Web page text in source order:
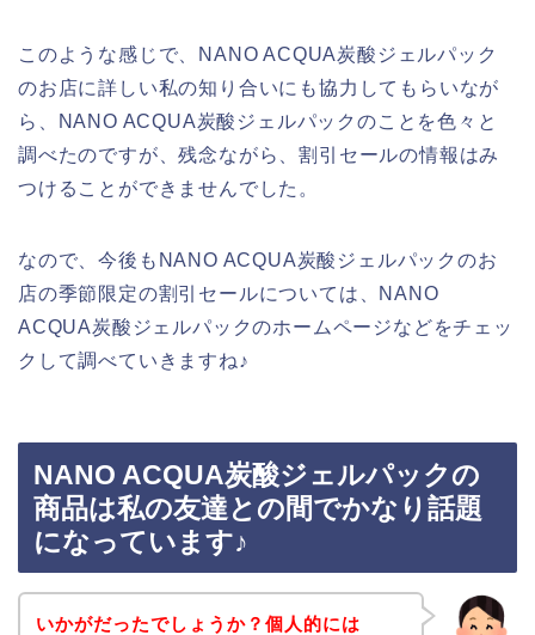
このような感じで、NANO ACQUA炭酸ジェルパック
のお店に詳しい私の知り合いにも協力してもらいなが
ら、NANO ACQUA炭酸ジェルパックのことを色々と
調べたのですが、残念ながら、割引セールの情報はみ
つけることができませんでした。
なので、今後もNANO ACQUA炭酸ジェルパックのお
店の季節限定の割引セールについては、NANO
ACQUA炭酸ジェルパックのホームページなどをチェッ
クして調べていきますね♪
NANO ACQUA炭酸ジェルパックの
商品は私の友達との間でかなり話題
になっています♪
いかがだったでしょうか？個人的には